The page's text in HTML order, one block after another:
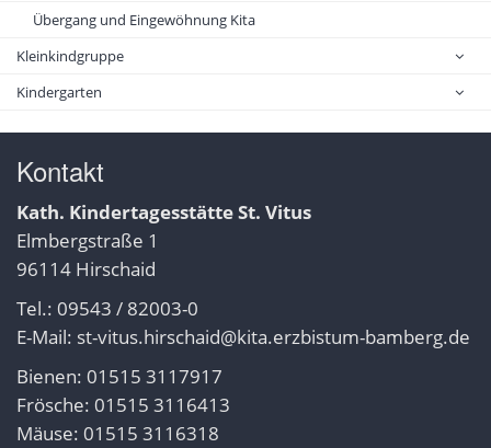
Übergang und Eingewöhnung Kita
Kleinkindgruppe
Kindergarten
Kontakt
Kath. Kindertagesstätte St. Vitus
Elmbergstraße 1
96114 Hirschaid
Tel.: 09543 / 82003-0
E-Mail: st-vitus.hirschaid@kita.erzbistum-bamberg.de
Bienen: 01515 3117917
Frösche: 01515 3116413
Mäuse: 01515 3116318